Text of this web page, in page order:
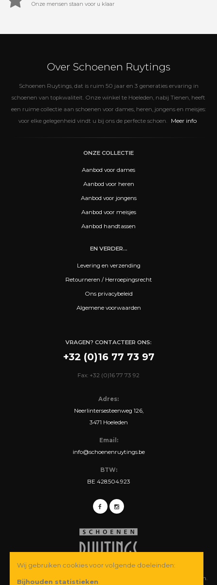
Onze mensen staan voor u klaar
Over Schoenen Ruytings
Schoenen Ruytings, dat is ruim 50 jaar en 3 generaties ervaring in
schoenen van topkwaliteit. Onze winkel te Hoeleden, nabij Tienen, heeft
een ruime collectie aan schoenen voor dames, heren, jongens en meisjes:
voor elke gelegenheid vindt u bij ons de perfecte schoen.
Meer info
ONZE COLLECTIE
Aanbod voor dames
Aanbod voor heren
Aanbod voor jongens
Aanbod voor meisjes
Aanbod handtassen
EN VERDER...
Levering en verzending
Retourneren / Herroepingsrecht
Ons privacybeleid
Algemene voorwaarden
VRAGEN? CONTACTEER ONS:
+32 (0)16 77 73 97
Fax: +32 (0)16 77 73 92
Adres:
Neerlintersesteenweg 126,
3471 Hoeleden
Email:
info@schoenenruytings.be
BTW:
BE 428.504.923
© Copyright 2026 Schoenen Ruytings BVBA. Alle rechten voorbehouden.
Wij gebruiken cookies voor volgende doeleinden:
Bijhouden statistieken